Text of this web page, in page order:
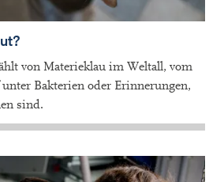
von Materieklau im Weltall, vom
Bakterien oder Erinnerungen,
sind.